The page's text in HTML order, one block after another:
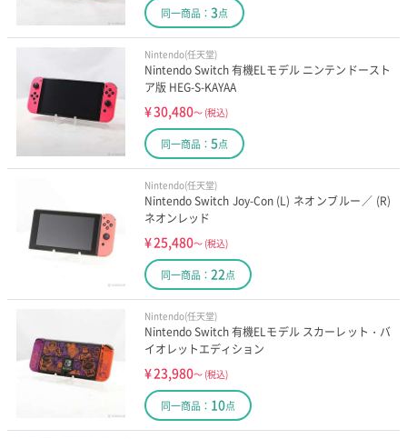
同一商品： 3点
Nintendo(任天堂)
Nintendo Switch 有機ELモデル ニンテンドースト
ア版 HEG-S-KAYAA
¥30,480～ (税込)
同一商品： 5点
Nintendo(任天堂)
Nintendo Switch Joy-Con (L) ネオンブルー／ (R)
ネオンレッド
¥25,480～ (税込)
同一商品： 22点
Nintendo(任天堂)
Nintendo Switch 有機ELモデル スカーレット・バ
イオレットエディション
¥23,980～ (税込)
同一商品： 10点